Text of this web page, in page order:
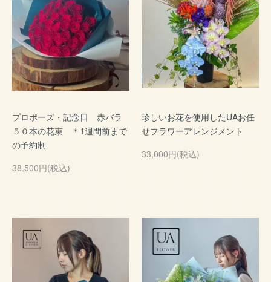
プロポーズ・記念日 赤バラ
５０本の花束 ＊1週間前まで
の予約制
38,500円(税込)
珍しいお花を使用したUAお任
せフラワーアレンジメント
33,000円(税込)